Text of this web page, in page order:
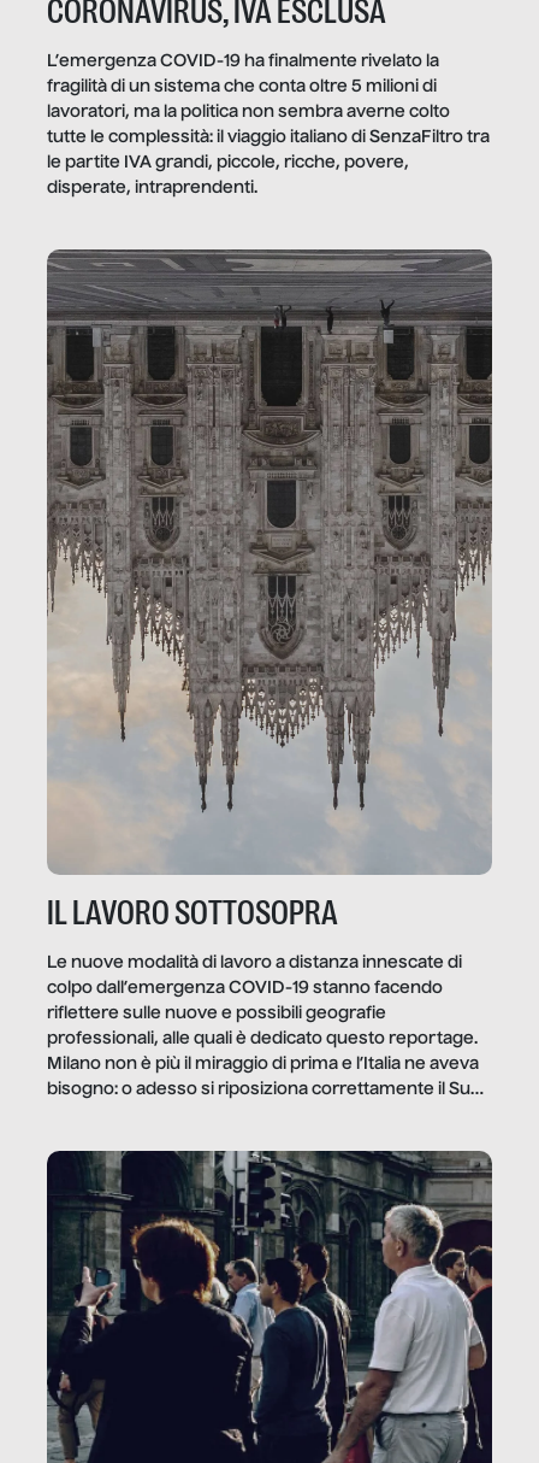
CORONAVIRUS, IVA ESCLUSA
L’emergenza COVID-19 ha finalmente rivelato la
fragilità di un sistema che conta oltre 5 milioni di
lavoratori, ma la politica non sembra averne colto
tutte le complessità: il viaggio italiano di SenzaFiltro tra
le partite IVA grandi, piccole, ricche, povere,
disperate, intraprendenti.
IL LAVORO SOTTOSOPRA
Le nuove modalità di lavoro a distanza innescate di
colpo dall’emergenza COVID-19 stanno facendo
riflettere sulle nuove e possibili geografie
professionali, alle quali è dedicato questo reportage.
Milano non è più il miraggio di prima e l’Italia ne aveva
bisogno: o adesso si riposiziona correttamente il Sud